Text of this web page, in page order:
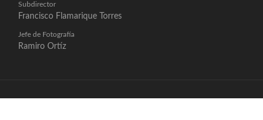
Subdirector
Francisco Flamarique Torres
Jefe de Fotografía
Ramiro Ortíz